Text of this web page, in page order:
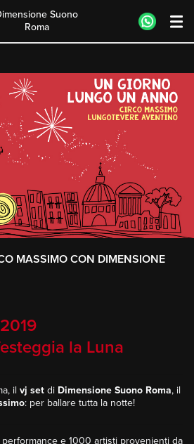
Suono
Roma
MASSIMO CON DIMENSIONE
la Luna
il vj set di Dimensione Suono Roma, il
: per ballare tutta la notte!
e 1000 artisti provenienti da